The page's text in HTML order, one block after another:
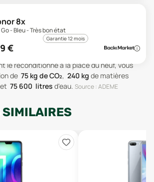
8x
Go - Bleu - Très bon état
Garantie 12 mois
€
le reconditionné à la place du neuf, vous
de 75 kg de CO₂, 240 kg de matières
et 75 600 litres d'eau. Source : ADEME
SIMILAIRES